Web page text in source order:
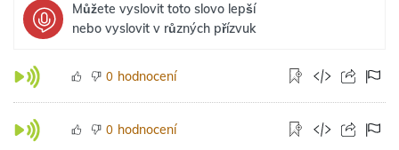
Můžete vyslovit toto slovo lepší
nebo vyslovit v různých přízvuk
0 hodnocení
0 hodnocení